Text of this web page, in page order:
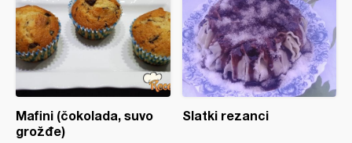
Mafini (čokolada, suvo
grožđe)
Slatki rezanci